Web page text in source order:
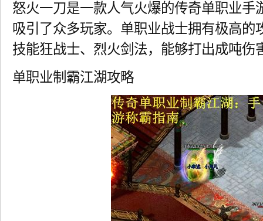
怒火一刀是一款人气火爆的传奇单职业手
吸引了众多玩家。单职业战士拥有极高的
技能狂战士、烈火剑法，能够打出成吨伤
单职业制霸江湖攻略